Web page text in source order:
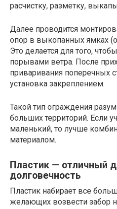
расчистку, разметку,
Далее проводится
опор в выкопанных ямках
Это делается для того,
порывами ветра. После
приваривания поперечных
установка закреплением.
Такой тип ограждения
больших территорий. Если
маленький, то лучше
материалом.
Пластик — отличный
долговечность
Пластик набирает все
желающих возвести забор